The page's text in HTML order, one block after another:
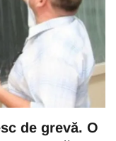
de grevă. O